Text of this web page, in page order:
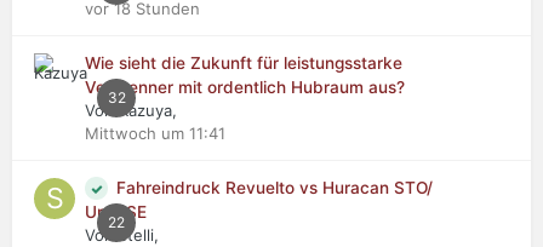
vor 18 Stunden
32
Wie sieht die Zukunft für leistungsstarke
Verbrenner mit ordentlich Hubraum aus?
Von Kazuya,
Mittwoch um 11:41
22
Fahreindruck Revuelto vs Huracan STO/
Urus SE
Von stelli,